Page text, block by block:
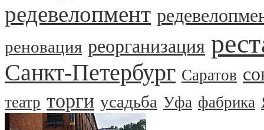
редевелопмент
реновация реорганизация
Санкт-Петербург Саратов
театр торги усадьба Уфа фабрика